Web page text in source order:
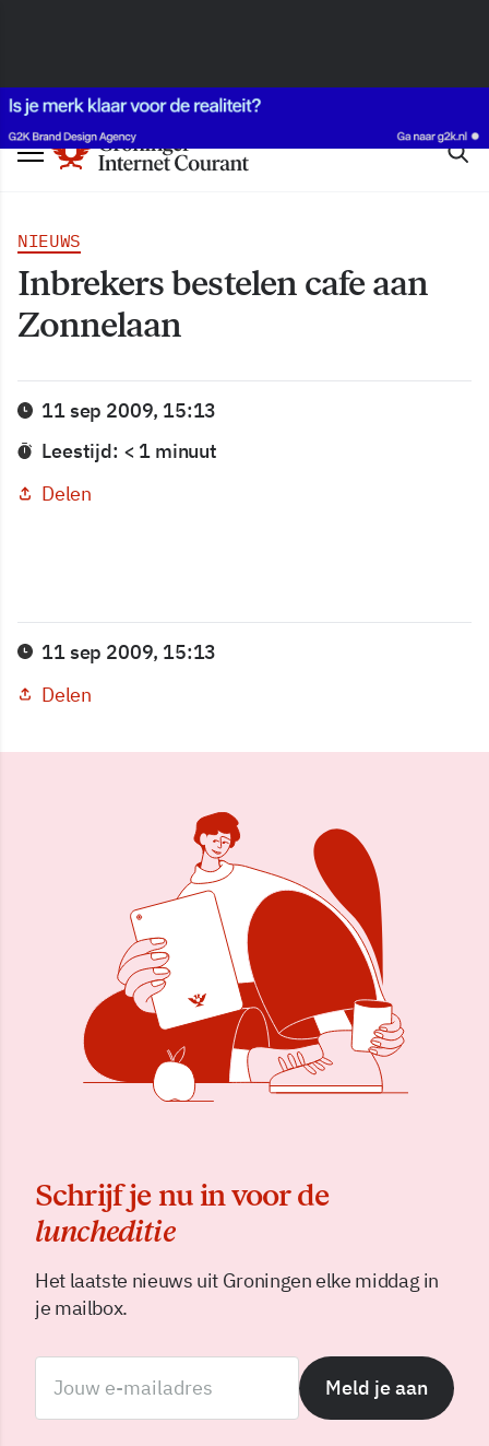
NIEUWS
Inbrekers bestelen cafe aan
Zonnelaan
11 sep 2009, 15:13
Leestijd: < 1 minuut
Delen
11 sep 2009, 15:13
Delen
Schrijf je nu in voor de
luncheditie
Het laatste nieuws uit Groningen elke middag in
je mailbox.
Meld je aan